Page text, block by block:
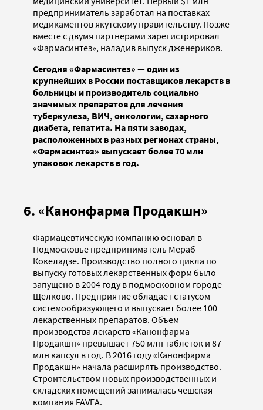
предприниматель заработал на поставках
медикаментов якутскому правительству. Позже
вместе с двумя партнерами зарегистрировал
«Фармасинтез», наладив выпуск дженериков.
Сегодня «Фармасинтез» — один из
крупнейших в России поставщиков лекарств в
больницы и производитель социально
значимых препаратов для лечения
туберкулеза, ВИЧ, онкологии, сахарного
диабета, гепатита. На пяти заводах,
расположенных в разных регионах страны,
«Фармасинтез» выпускает более 70 млн
упаковок лекарств в год.
6. «Канонфарма Продакшн»
Фармацевтическую компанию основал в
Подмосковье предприниматель Мераб
Кокеладзе. Производство полного цикла по
выпуску готовых лекарственных форм было
запущено в 2004 году в подмосковном городе
Щелково. Предприятие обладает статусом
системообразующего и выпускает более 100
лекарственных препаратов. Объем
производства лекарств «Канонфарма
Продакшн» превышает 750 млн таблеток и 87
млн капсул в год. В 2016 году «Канонфарма
Продакшн» начала расширять производство.
Строительством новых производственных и
складских помещений занималась чешская
компания FAVEA.